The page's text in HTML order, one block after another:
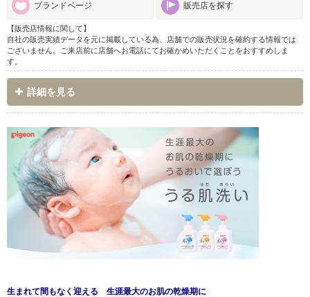
ブランドページ 販売店を探す
【販売店情報に関して】
自社の販売実績データを元に掲載している為、店舗での販売状況を確約する情報では
ございません。ご来店前に店舗へお電話にてお確かめいただくことをおすすめしま
す。
詳細を見る
生まれて間もなく迎える 生涯最大のお肌の乾燥期に